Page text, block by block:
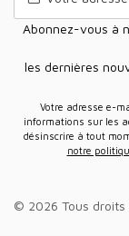
Abonnez-vous à notre Newsletter pour recevoir nos nouvelles
les dernières
Votre adresse e-mail sera uniquement utilisée pour vous envoyer des
informations sur les
désinscrire à tout
notre
© 2026 Tous